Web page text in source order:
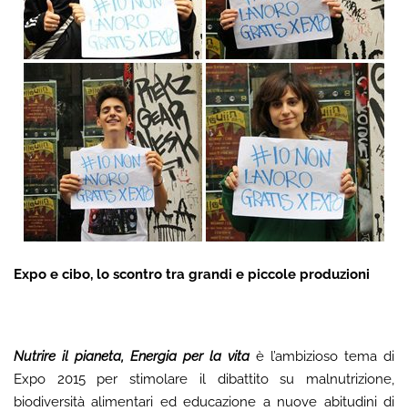
Expo e cibo, lo scontro tra grandi e piccole produzioni
Nutrire il pianeta, Energia per la vitaè l’ambizioso tema di
Expo 2015 per stimolare il dibattito su malnutrizione,
biodiversità alimentari ed educazione a nuove abitudini di